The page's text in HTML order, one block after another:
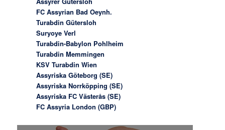
FC Assyrian Bad Oeynh.
Turabdin Gütersloh
Suryoye Verl
Turabdin-Babylon Pohlheim
Turabdin Memmingen
KSV Turabdin Wien
Assyriska Göteborg (SE)
Assyriska Norrköpping (SE)
Assyriska FC Västerås (SE)
FC Assyria London (GBP)